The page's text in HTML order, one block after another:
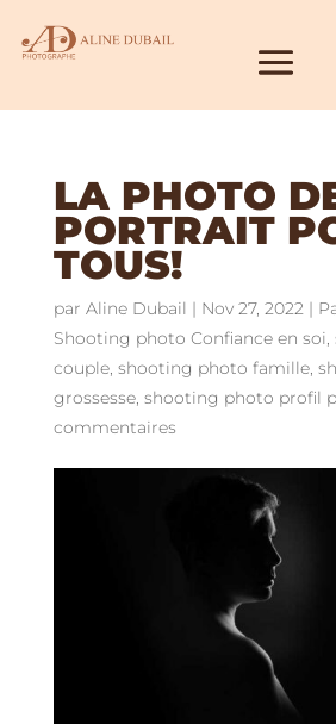
LA PHOTO
PORTRAIT
TOUS!
par Aline Dubail | Nov 27, 2022|
Shooting photo Confiance en soi,
couple, shooting photo famille,
grossesse, shooting photo profil
commentaires